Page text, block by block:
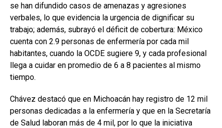
se han difundido casos de amenazas y agresiones
verbales, lo que evidencia la urgencia de dignificar su
trabajo; además, subrayó el déficit de cobertura: México
cuenta con 2.9 personas de enfermería por cada mil
habitantes, cuando la OCDE sugiere 9, y cada profesional
llega a cuidar en promedio de 6 a 8 pacientes al mismo
tiempo.
Chávez destacó que en Michoacán hay registro de 12 mil
personas dedicadas a la enfermería y que en la Secretaría
de Salud laboran más de 4 mil, por lo que la iniciativa